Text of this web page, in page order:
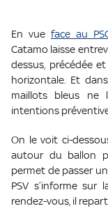
En vue face au
Catamo laisse
dessus, précédée
horizontale. Et
maillots bleus ne
intentions
On le voit ci-
autour du ballon
permet de passer
PSV s’informe sur
rendez-vous, il